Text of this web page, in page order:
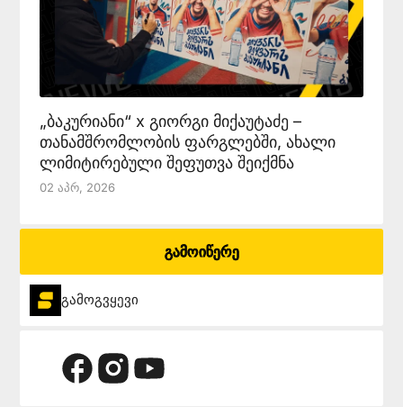
„ბაკურიანი“ x გიორგი მიქაუტაძე –
თანამშრომლობის ფარგლებში, ახალი
ლიმიტირებული შეფუთვა შეიქმნა
02 Აპრ, 2026
გამოიწერე
გამოგვყევი